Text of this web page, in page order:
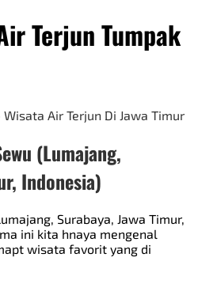
Terjun Tumpak
(Lumajang,
Indonesia)
Surabaya, Jawa Timur,
ini kita hnaya mengenal
wisata favorit yang di